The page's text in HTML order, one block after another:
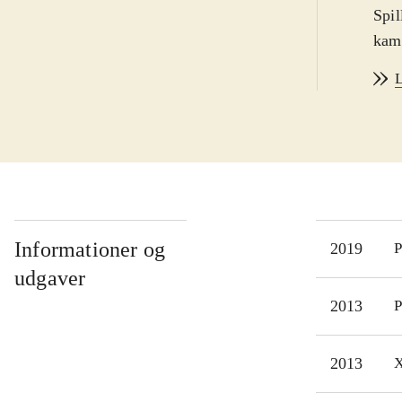
det
Informationer og
udgaver
2019
2013
2013